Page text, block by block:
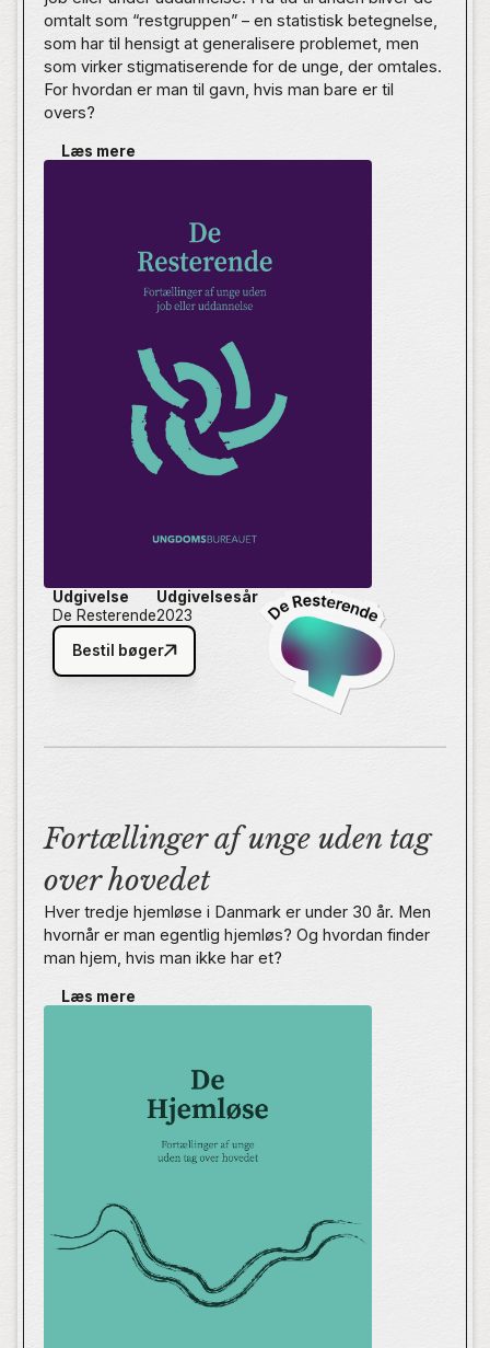
Udgivelse
De Resterende
Udgivelsesår
2023
Bestil bøger
omtalt som “restgruppen” – en statistisk betegnelse,
som har til hensigt at generalisere problemet, men
som virker stigmatiserende for de unge, der omtales.
For hvordan er man til gavn, hvis man bare er til
overs?
I De Resterende fortæller unge, hvordan de oplever
indvier os i det svære parforhold, åbner døren til
psykiatrien og deler deres tanker og erfaringer med
det danske uddannelsessystem og arbejdsmarked.
Det er vigtigt, at der er fokus på at løse de problemer,
problemerne reelt skal løses, er man nødt til at sætte
sig ind i unges virkelighed, så man faktisk forstår,
hvad det er, man forsøger at løse.
Læs mere
Fortællinger af unge uden tag
over hovedet
Hver tredje hjemløse i Danmark er under 30 år. Men
hvornår er man egentlig hjemløs? Og hvordan finder
man hjem, hvis man ikke har et?
De Hjemløse er en række historier fortalt af unge, der
på ryggen. Vi er med på arbejdspladsen,
uddannelsesstedet, hos kommunen, i parforholdet,
psykiatrien og misbruget. Men vi er også med i livet
efter hjemløsheden, i kritikken af det samfund, som
skulle have hjulpet, og i forventningerne til fremtiden.
Fortællingerne i De Hjemløse viser, at der er mange
måder at være hjemløs på, når man er ung. De åbner
øjnene for en side af sagen, du måske ikke var
bekendt med, ikke kendte omfanget af, eller hvis
spor du ikke har bidt mærke i før.
Læs mere